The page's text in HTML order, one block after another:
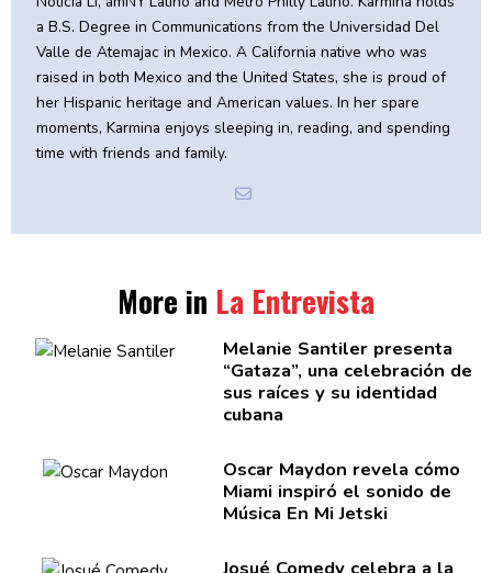
a B.S. Degree in Communications from the Universidad Del
Valle de Atemajac in Mexico. A California native who was
raised in both Mexico and the United States, she is proud of
her Hispanic heritage and American values. In her spare
moments, Karmina enjoys sleeping in, reading, and spending
time with friends and family.
More in La Entrevista
Melanie Santiler presenta
“Gataza”, una celebración de
sus raíces y su identidad
cubana
Oscar Maydon revela cómo
Miami inspiró el sonido de
Música En Mi Jetski